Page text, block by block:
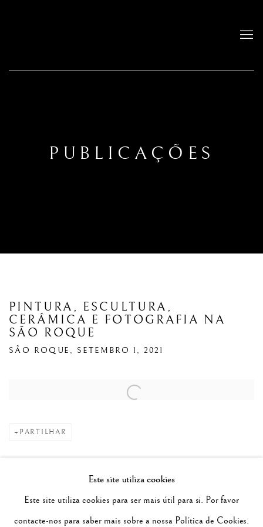
PUBLICAÇÕES
PINTURA, ESCULTURA,
CERÂMICA E FOTOGRAFIA NA
SÃO ROQUE
SÃO ROQUE, SETEMBRO 1, 2021
Open a larger version of the following image in a popup:
PARTILHAR
DOWNLOAD: PDF
Este site utiliza cookies
Este site utiliza cookies para ser mais útil para si. Por favor
contacte-nos para saber mais sobre a nossa Política de Cookies.